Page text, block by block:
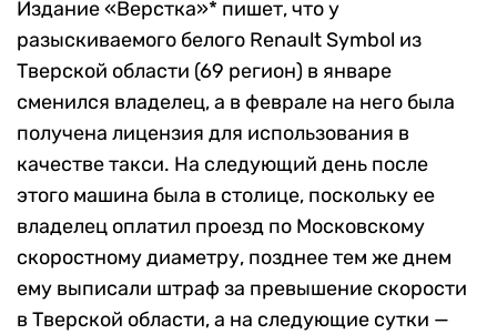
Издание «Верстка»* пишет, что у
разыскиваемого белого Renault Symbol из
Тверской области (69 регион) в январе
сменился владелец, а в феврале на него была
получена лицензия для использования в
качестве такси. На следующий день после
этого машина была в столице, поскольку ее
владелец оплатил проезд по Московскому
скоростному диаметру, позднее тем же днем
ему выписали штраф за превышение скорости
в Тверской области, а на следующие сутки —